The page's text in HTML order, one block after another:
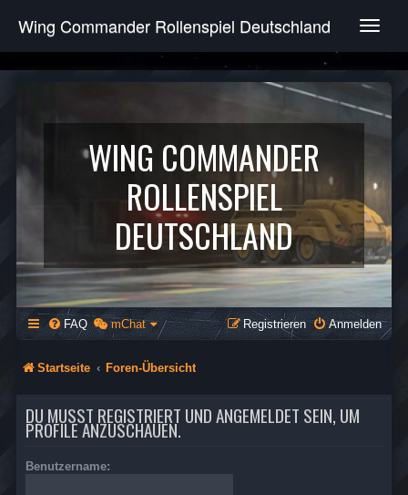
T
g
e
v
g
a
t
i
o
n
Wing Commander Rollenspiel Deutschland
WING COMMANDER
ROLLENSPIEL
DEUTSCHLAND
FAQ mChat Anmelden
Registrieren
Startseite Foren-Übersicht
DU MUSST REGISTRIERT UND ANGEMELDET SEIN, UM
PROFILE ANZUSCHAUEN.
Benutzername: